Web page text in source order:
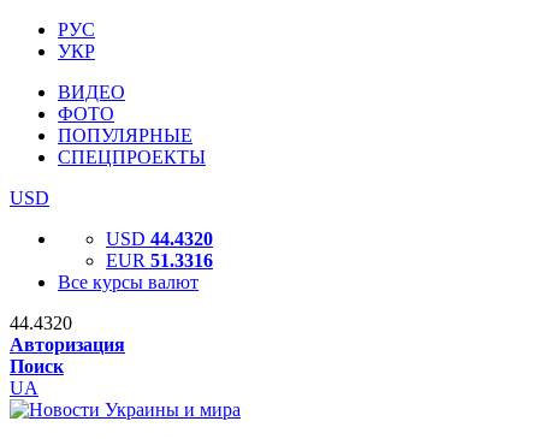
РУС
УКР
ВИДЕО
ФОТО
ПОПУЛЯРНЫЕ
СПЕЦПРОЕКТЫ
USD
USD 44.4320
EUR 51.3316
Все курсы валют
44.4320
Авторизация
Поиск
UA